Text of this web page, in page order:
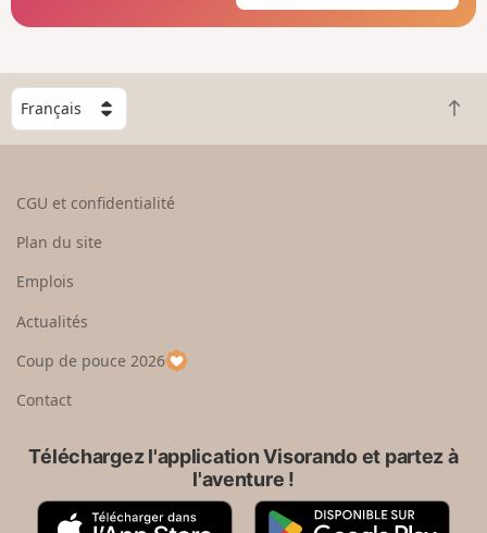
C
h
o
e
u
p
a
R
e
CGU et confidentialité
Plan du site
Emplois
Actualités
Coup de pouce 2026
Contact
Téléchargez l'application Visorando et partez à
l'aventure !
A
G